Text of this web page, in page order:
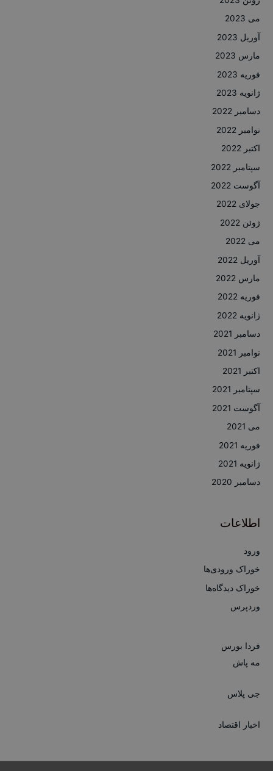
می 2023
آوریل 2023
مارس 2023
فوریه 2023
ژانویه 2023
دسامبر 2022
نوامبر 2022
اکتبر 2022
سپتامبر 2022
آگوست 2022
جولای 2022
ژوئن 2022
می 2022
آوریل 2022
مارس 2022
فوریه 2022
ژانویه 2022
دسامبر 2021
نوامبر 2021
اکتبر 2021
سپتامبر 2021
آگوست 2021
می 2021
فوریه 2021
ژانویه 2021
دسامبر 2020
اطلاعات
ورود
خوراک ورودی‌ها
خوراک دیدگاه‌ها
وردپرس
فردا بورس
مه پاش
جی پلاس
اخبار اقتصاد